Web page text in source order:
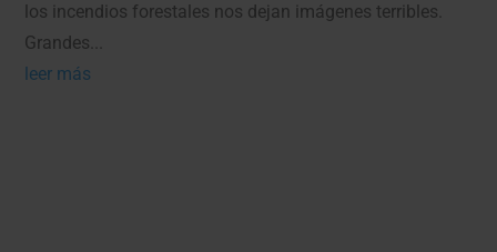
los incendios forestales nos dejan imágenes terribles.
Grandes...
leer más